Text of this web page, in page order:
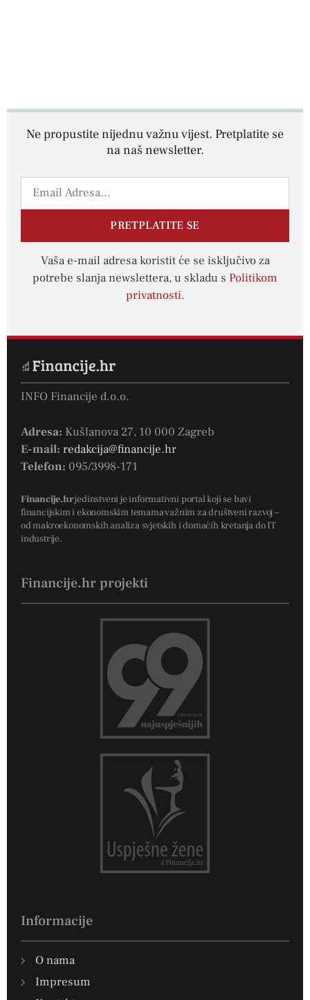
Ne propustite nijednu važnu vijest. Pretplatite se
na naš newsletter.
PRETPLATITE SE
Vaša e-mail adresa koristit će se isključivo za
potrebe slanja newslettera, u skladu s Politikom
privatnosti.
INFO Financije d.o.o.
Adresa: Kušlanova 27, 10 000 Zagreb
E-mail: redakcija@financije.hr
Telefon: 095/3998-171
Financije.hrjedinstveni je informativni portal koji se bavi
financijskim i ekonomskim temama važnim za društveni razvoj –
od makroekonomskih analiza svjetskih i domaćih kretanja do IT
industrije.
Financije.hr projekti
Informacije
O nama
Impresum